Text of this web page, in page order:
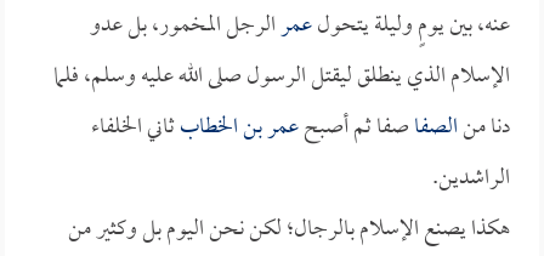
عنه، بين يومٍ وليلة يتحولعمرالرجل المخمور، بل عدو
الإسلام الذي ينطلق ليقتل الرسول صلى الله عليه وسلم، فلما
دنا منالصفاصفا ثم أصبحعمر بن الخطابثاني الخلفاء
الراشدين.
هكذا يصنع الإسلام بالرجال؛ لكن نحن اليوم بل وكثير من